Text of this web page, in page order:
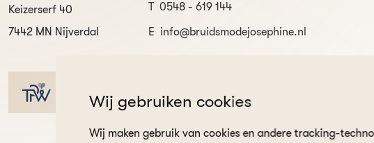
Wij gebruiken cookies
Wij maken gebruik van cookies en andere tracking-
Keizerserf 40
7442 MN Nijverdal
T 0548 - 619 144
E info@bruidsmodejosephine.nl